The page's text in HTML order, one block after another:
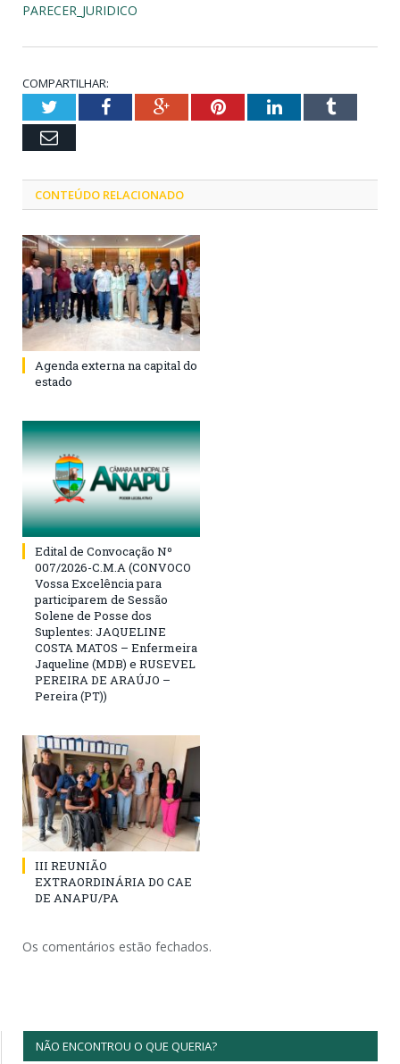
PARECER_JURIDICO
COMPARTILHAR:
TwitterFacebookGoogle+PinterestLinkedInTumblr
Email
CONTEÚDO RELACIONADO
Agenda externa na capital do
estado
Edital de Convocação Nº
007/2026-C.M.A (CONVOCO
Vossa Excelência para
participarem de Sessão
Solene de Posse dos
Suplentes: JAQUELINE
COSTA MATOS – Enfermeira
Jaqueline (MDB) e RUSEVEL
PEREIRA DE ARAÚJO –
Pereira (PT))
III REUNIÃO
EXTRAORDINÁRIA DO CAE
DE ANAPU/PA
Os comentários estão fechados.
NÃO ENCONTROU O QUE QUERIA?